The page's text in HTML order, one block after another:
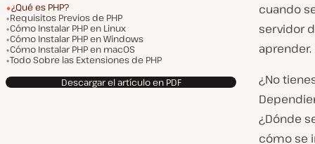
¿Qué es PHP?
Requisitos Previos de PHP
Cómo Instalar PHP en Linux
Cómo Instalar PHP en Windows
Cómo Instalar PHP en macOS
Todo Sobre las Extensiones de PHP
Descargar el artículo en PDF
cuando
servidor
aprender.
¿No
¿Dónde
cómo se